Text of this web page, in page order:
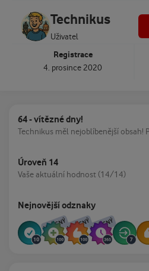
Technikus
Uživatel
Registrace
4. prosince 2020
64 - vítězné dny!
Technikus měl nejoblíbenější obsah!
Úroveň 14
Vaše aktuální hodnost (14/14)
Nejnovější odznaky
VZÁCNÝVZÁCNÝVZÁCNÝ